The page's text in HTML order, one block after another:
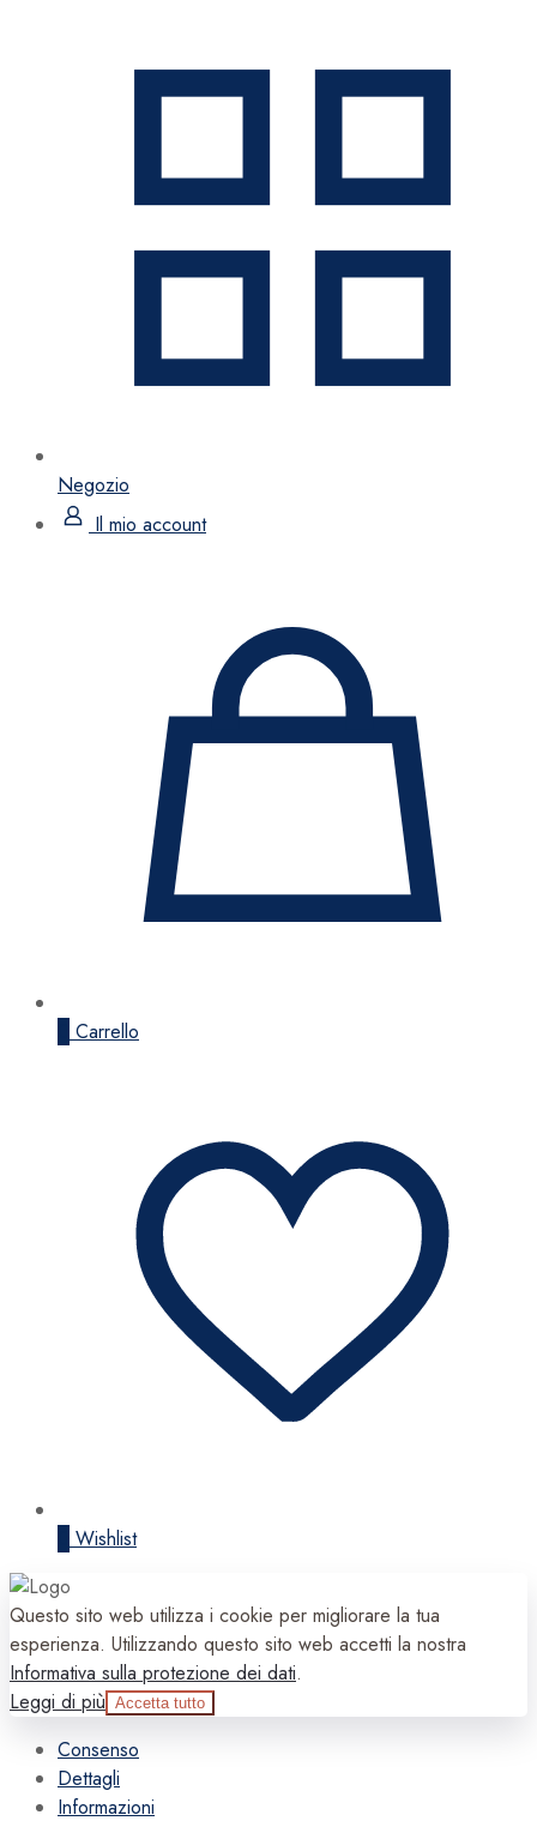
Negozio
Il mio account
Carrello
Wishlist
Questo sito web utilizza i cookie per migliorare la tua
esperienza. Utilizzando questo sito web accetti la nostra
Informativa sulla protezione dei dati.
Leggi di più Accetta tutto
Consenso
Dettagli
Informazioni